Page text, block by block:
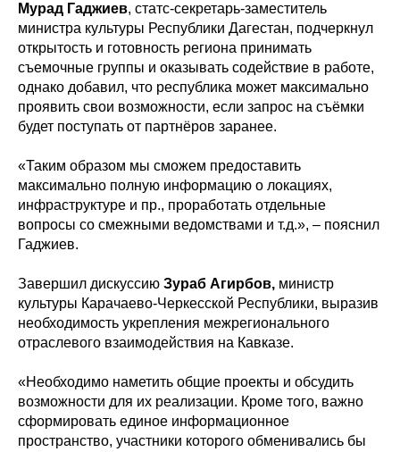
Мурад Гаджиев, статс-секретарь-заместитель
министра культуры Республики Дагестан, подчеркнул
открытость и готовность региона принимать
съемочные группы и оказывать содействие в работе,
однако добавил, что республика может максимально
проявить свои возможности, если запрос на съёмки
будет поступать от партнёров заранее.
«Таким образом мы сможем предоставить
максимально полную информацию о локациях,
инфраструктуре и пр., проработать отдельные
вопросы со смежными ведомствами и т.д.», – пояснил
Гаджиев.
Завершил дискуссию Зураб Агирбов, министр
культуры Карачаево-Черкесской Республики, выразив
необходимость укрепления межрегионального
отраслевого взаимодействия на Кавказе.
«Необходимо наметить общие проекты и обсудить
возможности для их реализации. Кроме того, важно
сформировать единое информационное
пространство, участники которого обменивались бы